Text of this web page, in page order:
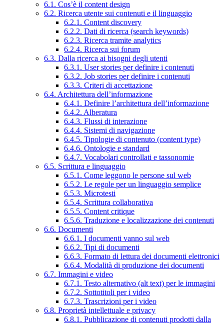
6.1. Cos’è il content design
6.2. Ricerca utente sui contenuti e il linguaggio
6.2.1. Content discovery
6.2.2. Dati di ricerca (search keywords)
6.2.3. Ricerca tramite analytics
6.2.4. Ricerca sui forum
6.3. Dalla ricerca ai bisogni degli utenti
6.3.1. User stories per definire i contenuti
6.3.2. Job stories per definire i contenuti
6.3.3. Criteri di accettazione
6.4. Architettura dell’informazione
6.4.1. Definire l’architettura dell’informazione
6.4.2. Alberatura
6.4.3. Flussi di interazione
6.4.4. Sistemi di navigazione
6.4.5. Tipologie di contenuto (content type)
6.4.6. Ontologie e standard
6.4.7. Vocabolari controllati e tassonomie
6.5. Scrittura e linguaggio
6.5.1. Come leggono le persone sul web
6.5.2. Le regole per un linguaggio semplice
6.5.3. Microtesti
6.5.4. Scrittura collaborativa
6.5.5. Content critique
6.5.6. Traduzione e localizzazione dei contenuti
6.6. Documenti
6.6.1. I documenti vanno sul web
6.6.2. Tipi di documenti
6.6.3. Formato di lettura dei documenti elettronici
6.6.4. Modalità di produzione dei documenti
6.7. Immagini e video
6.7.1. Testo alternativo (alt text) per le immagini
6.7.2. Sottotitoli per i video
6.7.3. Trascrizioni per i video
6.8. Proprietà intellettuale e privacy
6.8.1. Pubblicazione di contenuti prodotti dalla